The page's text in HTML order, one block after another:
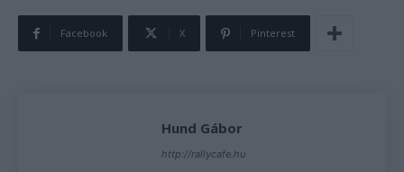
Facebook X Pinterest
Hund Gábor
http://rallycafe.hu